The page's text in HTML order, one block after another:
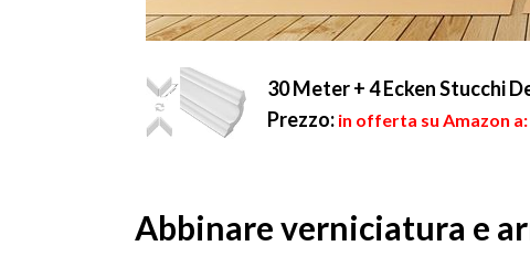
30 Meter + 4 Ecken Stucchi
Prezzo: in offerta su Amazon a:
Abbinare verniciatura e